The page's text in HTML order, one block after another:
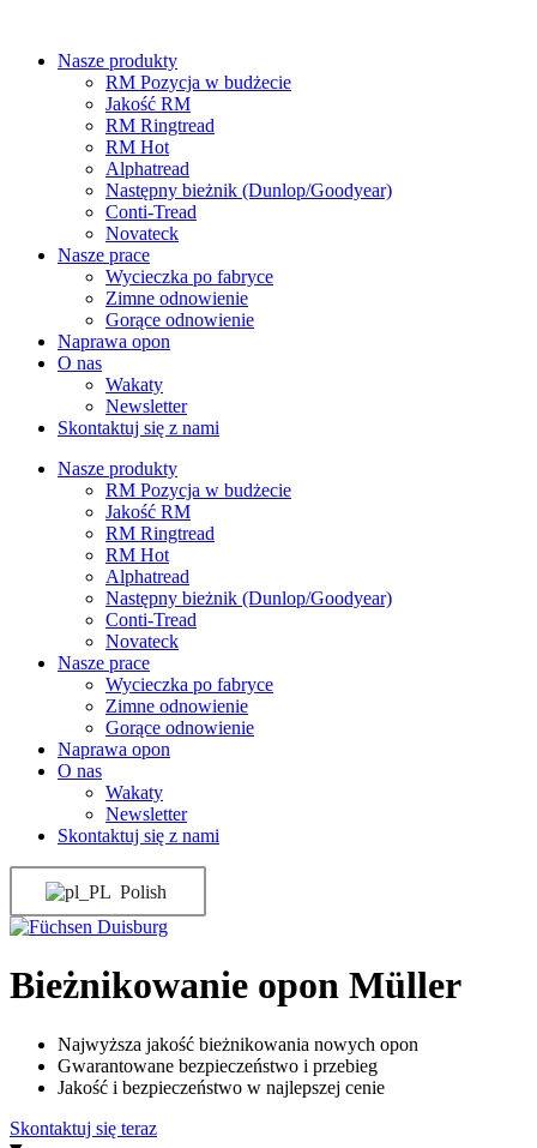
treści
Nasze produkty
RM Pozycja w budżecie
Jakość RM
RM Ringtread
RM Hot
Alphatread
Następny bieżnik (Dunlop/Goodyear)
Conti-Tread
Novateck
Nasze prace
Wycieczka po fabryce
Zimne odnowienie
Gorące odnowienie
Naprawa opon
O nas
Wakaty
Newsletter
Skontaktuj się z nami
Nasze produkty
RM Pozycja w budżecie
Jakość RM
RM Ringtread
RM Hot
Alphatread
Następny bieżnik (Dunlop/Goodyear)
Conti-Tread
Novateck
Nasze prace
Wycieczka po fabryce
Zimne odnowienie
Gorące odnowienie
Naprawa opon
O nas
Wakaty
Newsletter
Skontaktuj się z nami
Polish
Bieżnikowanie opon Müller
Najwyższa jakość bieżnikowania nowych opon
Gwarantowane bezpieczeństwo i przebieg
Jakość i bezpieczeństwo w najlepszej cenie
Skontaktuj się teraz